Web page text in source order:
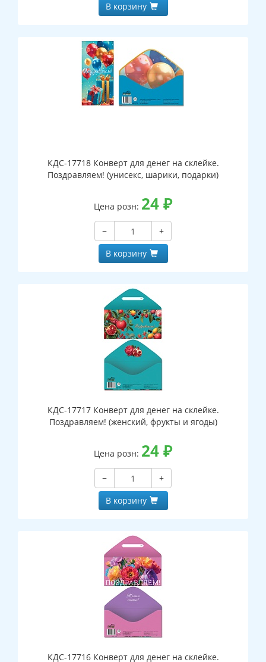
В корзину
КДС-17718 Конверт для денег на склейке.
Поздравляем! (унисекс, шарики, подарки)
Цена розн: 24₽
−
+
В корзину
КДС-17717 Конверт для денег на склейке.
Поздравляем! (женский, фрукты и ягоды)
Цена розн: 24₽
−
+
В корзину
КДС-17716 Конверт для денег на склейке.